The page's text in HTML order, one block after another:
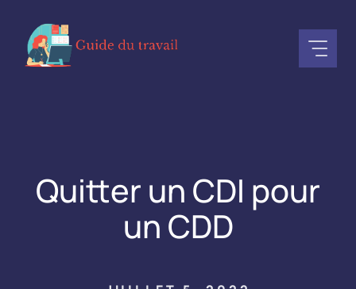
contenu
Quitter un CDI pour
un CDD